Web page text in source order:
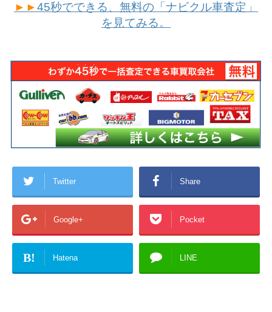
►►45秒でできる、無料の「ナビクル車査定」
を見てみる。
Twitter Share
Google+ Pocket
B! Hatena LINE